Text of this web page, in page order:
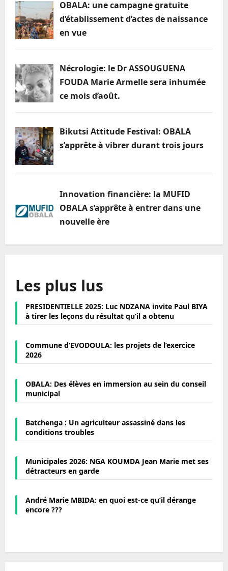
OBALA: une campagne gratuite
d’établissement d’actes de naissance
en vue
Nécrologie: le Dr ASSOUGUENA
FOUDA Marie Armelle sera inhumée
ce mois d’août.
Bikutsi Attitude Festival: OBALA
s’apprête à vibrer durant trois jours
Innovation financière: la MUFID
OBALA s’apprête à entrer dans une
nouvelle ère
Les plus lus
PRESIDENTIELLE 2025: Luc NDZANA invite Paul BIYA
à tirer les leçons du résultat qu’il a obtenu
Commune d’EVODOULA: les projets de l’exercice
2026
OBALA: Des élèves en immersion au sein du conseil
municipal
Batchenga : Un agriculteur assassiné dans les
conditions troubles
Municipales 2026: NGA KOUMDA Jean Marie met ses
détracteurs en garde
André Marie MBIDA: en quoi est-ce qu’il dérange
encore ???